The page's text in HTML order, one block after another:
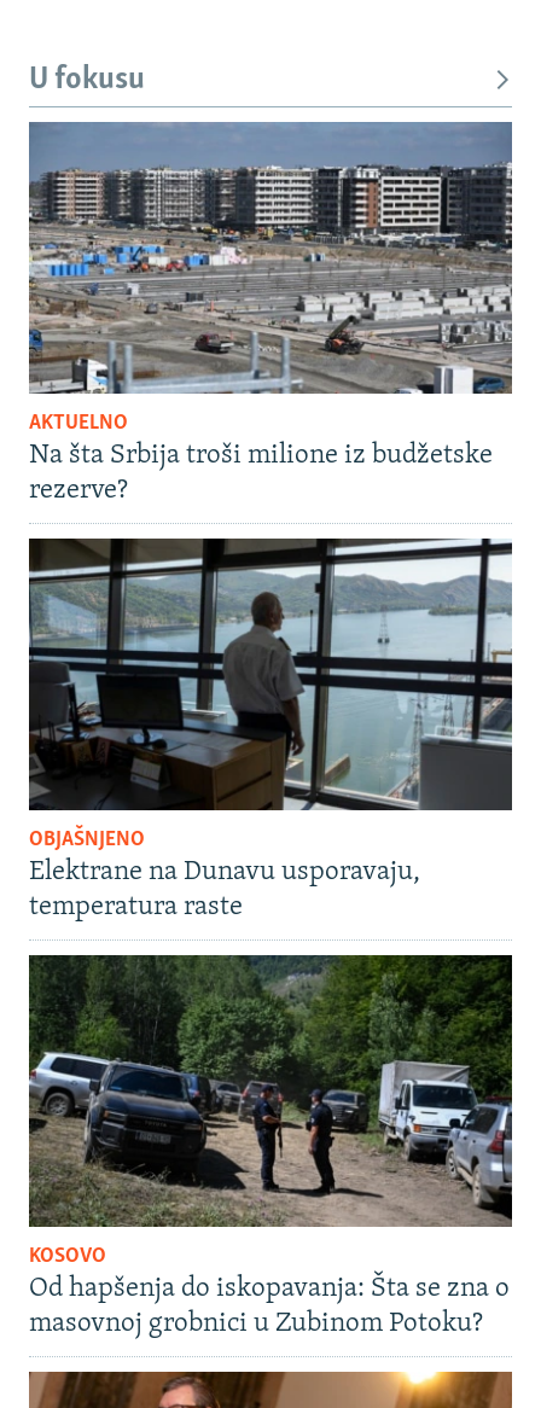
U fokusu
AKTUELNO
Na šta Srbija troši milione iz budžetske
rezerve?
OBJAŠNJENO
Elektrane na Dunavu usporavaju,
temperatura raste
KOSOVO
Od hapšenja do iskopavanja: Šta se zna o
masovnoj grobnici u Zubinom Potoku?